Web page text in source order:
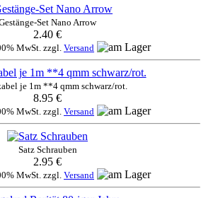
Set Nano Arrow
2.40 €
MwSt. zzgl. Versand
je 1m **4 qmm schwarz/rot.
8.95 €
MwSt. zzgl. Versand
Satz Schrauben
2.95 €
MwSt. zzgl. Versand